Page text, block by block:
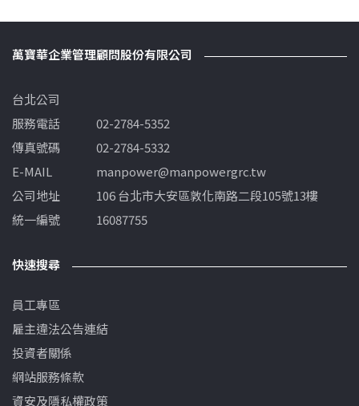
萬寶華企業管理顧問股份有限公司
台北公司
服務電話
02-2784-5352
傳真號碼
02-2784-5332
E-MAIL
manpower@manpowergrc.tw
公司地址
106 台北市大安區敦化南路二段105號13樓
統一編號
16087755
快速搜尋
員工專區
雇主違法公告連結
投資者關係
網站服務條款
資安及隱私權政策